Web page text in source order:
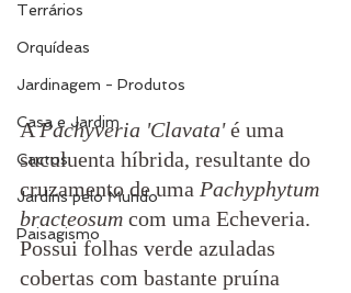
Terrários
Orquídeas
Jardinagem - Produtos
Casa e Jardim
Cactos
Jardins pelo Mundo
Paisagismo
A Pachyveria 'Clavata' é uma
suculuenta híbrida, resultante do
cruzamento de uma Pachyphytum
bracteosum com uma Echeveria.
Possui folhas verde azuladas
cobertas com bastante pruína